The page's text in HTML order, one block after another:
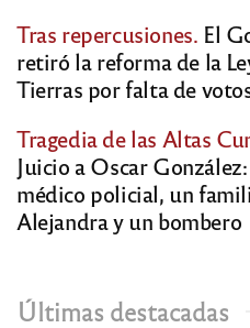
Tras repercusiones. El
retiró la reforma de la
Tierras por falta de
Tragedia de las Altas
Juicio a Oscar
médico policial, un
Alejandra y un bombero
Últimas destacadas